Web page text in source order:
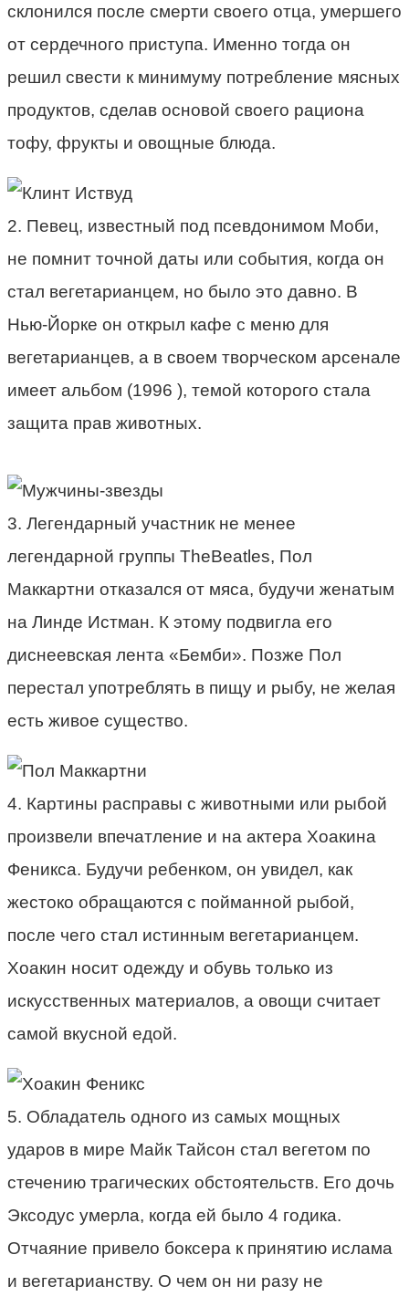
склонился после смерти своего отца, умершего
от сердечного приступа. Именно тогда он
решил свести к минимуму потребление мясных
продуктов, сделав основой своего рациона
тофу, фрукты и овощные блюда.
2. Певец, известный под псевдонимом Моби,
не помнит точной даты или события, когда он
стал вегетарианцем, но было это давно. В
Нью-Йорке он открыл кафе с меню для
вегетарианцев, а в своем творческом арсенале
имеет альбом (1996 ), темой которого стала
защита прав животных.
3. Легендарный участник не менее
легендарной группы TheBeatles, Пол
Маккартни отказался от мяса, будучи женатым
на Линде Истман. К этому подвигла его
диснеевская лента «Бемби». Позже Пол
перестал употреблять в пищу и рыбу, не желая
есть живое существо.
4. Картины расправы с животными или рыбой
произвели впечатление и на актера Хоакина
Феникса. Будучи ребенком, он увидел, как
жестоко обращаются с пойманной рыбой,
после чего стал истинным вегетарианцем.
Хоакин носит одежду и обувь только из
искусственных материалов, а овощи считает
самой вкусной едой.
5. Обладатель одного из самых мощных
ударов в мире Майк Тайсон стал вегетом по
стечению трагических обстоятельств. Его дочь
Эксодус умерла, когда ей было 4 годика.
Отчаяние привело боксера к принятию ислама
и вегетарианству. О чем он ни разу не